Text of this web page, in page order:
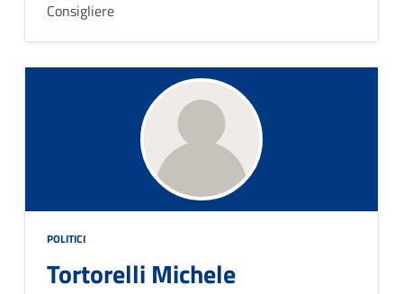
Consigliere
POLITICI
Tortorelli Michele